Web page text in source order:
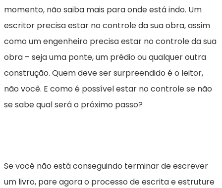
momento, não saiba mais para onde está indo. Um
escritor precisa estar no controle da sua obra, assim
como um engenheiro precisa estar no controle da sua
obra – seja uma ponte, um prédio ou qualquer outra
construção. Quem deve ser surpreendido é o leitor,
não você. E como é possível estar no controle se não
se sabe qual será o próximo passo?
Se você não está conseguindo terminar de escrever
um livro, pare agora o processo de escrita e estruture